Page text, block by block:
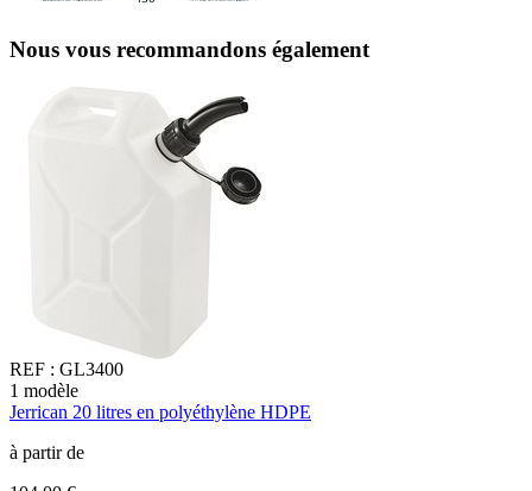
Nous vous recommandons également
REF : GL3400
1 modèle
Jerrican 20 litres en polyéthylène HDPE
à partir de